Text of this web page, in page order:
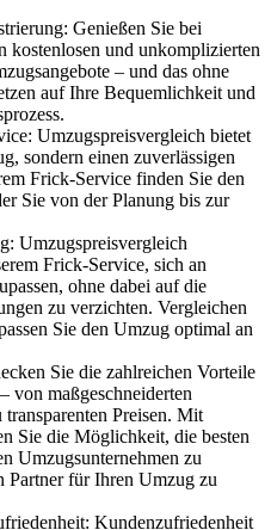
Genießen Sie bei
kostenlosen und unkomplizierten
– und das ohne
auf Ihre Bequemlichkeit und
Umzugspreisvergleich bietet
sondern einen zuverlässigen
Frick-Service finden Sie den
Sie von der Planung bis zur
Umzugspreisvergleich
Frick-Service, sich an
ohne dabei auf die
zu verzichten. Vergleichen
Sie den Umzug optimal an
Sie die zahlreichen Vorteile
von maßgeschneiderten
Preisen. Mit
Sie die Möglichkeit, die besten
Umzugsunternehmen zu
Partner für Ihren Umzug zu
Kundenzufriedenheit